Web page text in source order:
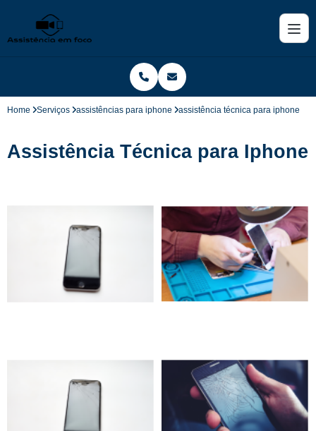
Home Serviços assistências para iphone assistência técnica para iphone
Assistência Técnica para Iphone